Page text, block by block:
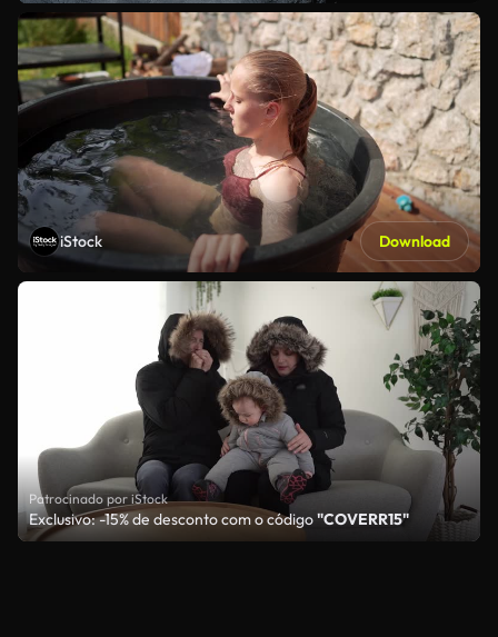
iStock Download
Patrocinado por iStock
Exclusivo: -15% de desconto com o código"COVERR15"